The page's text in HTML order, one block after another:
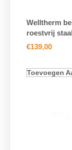
Welltherm
roestvrij
€139,00
Toevoegen